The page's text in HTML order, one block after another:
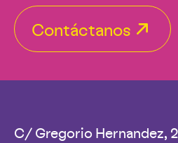
Contáctanos
C/ Gregorio Hernandez,